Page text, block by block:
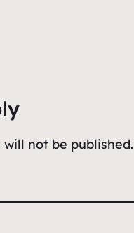
will not be published.